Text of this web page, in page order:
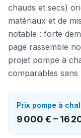
chauds et secs)
matériaux et de
notable : forte
page rassemble
projet pompe à
comparables sans
Prix pompe à
9 000 € – 16